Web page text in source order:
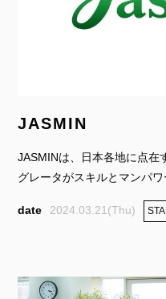
JASMIN
JASMINは、日本各地に点在
グレータがスキルとマンパワ
2024.03.21(Thu)